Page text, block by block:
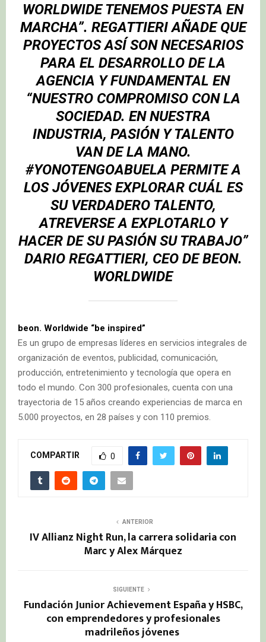
WORLDWIDE TENEMOS PUESTA EN
MARCHA”. REGATTIERI AÑADE QUE
PROYECTOS ASÍ SON NECESARIOS
PARA EL DESARROLLO DE LA
AGENCIA Y FUNDAMENTAL EN
“NUESTRO COMPROMISO CON LA
SOCIEDAD. EN NUESTRA
INDUSTRIA, PASIÓN Y TALENTO
VAN DE LA MANO.
#YONOTENGOABUELA PERMITE A
LOS JÓVENES EXPLORAR CUÁL ES
SU VERDADERO TALENTO,
ATREVERSE A EXPLOTARLO Y
HACER DE SU PASIÓN SU TRABAJO”
DARIO REGATTIERI, CEO DE BEON.
WORLDWIDE
beon. Worldwide “be inspired”
Es un grupo de empresas líderes en servicios integrales de
organización de eventos, publicidad, comunicación,
producción, entretenimiento y tecnología que opera en
todo el mundo. Con 300 profesionales, cuenta con una
trayectoria de 15 años creando experiencias de marca en
5.000 proyectos, en 28 países y con 110 premios.
COMPARTIR 0
ANTERIOR
IV Allianz Night Run, la carrera solidaria con
Marc y Alex Márquez
SIGUIENTE
Fundación Junior Achievement España y HSBC,
con emprendedores y profesionales
madrileños jóvenes